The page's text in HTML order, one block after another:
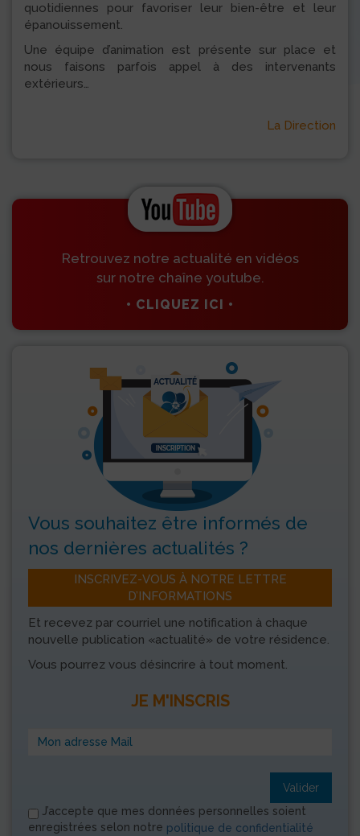
quotidiennes pour favoriser leur bien-être et leur
épanouissement.
Une équipe d’animation est présente sur place et
nous faisons parfois appel à des intervenants
extérieurs…
La Direction
Retrouvez notre actualité en vidéos
sur notre chaîne youtube.
• CLIQUEZ ICI •
Vous souhaitez être informés de
nos dernières actualités ?
INSCRIVEZ-VOUS À NOTRE LETTRE
D’INFORMATIONS
Et recevez par courriel une notification à chaque
nouvelle publication «actualité» de votre résidence.
Vous pourrez vous désincrire à tout moment.
JE M'INSCRIS
Valider
J’accepte que mes données personnelles soient
enregistrées selon notre politique de confidentialité